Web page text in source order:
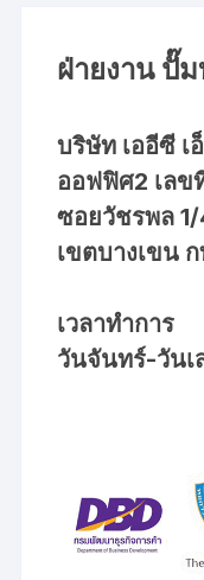
ฝ่ายงาน ปั๊
บริษัท เออีซี เ
ออฟฟิศ2 เลข
ซอยวัชรพล
เขตบางเขน
เวลาทำการ
วันจันทร์-วันเ